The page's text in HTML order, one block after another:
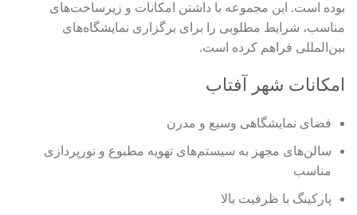
بوده است. این مجموعه با داشتن امکانات و زیرساخت‌های
مناسب، شرایط مطلوبی را برای برگزاری نمایشگاه‌های
بین‌المللی فراهم کرده است.
امکانات شهر آفتاب
فضای نمایشگاهی وسیع و مدرن
سالن‌های مجهز به سیستم‌های تهویه مطبوع و نورپردازی
مناسب
پارکینگ با ظرفیت بالا